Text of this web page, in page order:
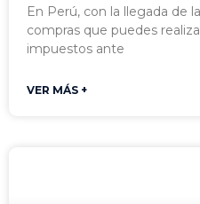
En Perú, con la llegada de
compras que puedes
impuestos ante
VER MÁS +